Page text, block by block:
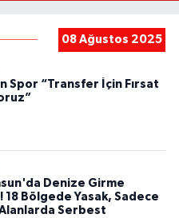
08 Ağustos 2025
Spor “Transfer İçin Fırsat
Denize Girme
18 Bölgede Yasak, Sadece
Serbest